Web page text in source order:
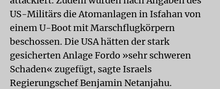
US-Militärs die Atomanlagen in Isfahan von
einem U-Boot mit Marschflugkörpern
beschossen. Die USA hätten der stark
gesicherten Anlage Fordo »sehr schweren
Schaden« zugefügt, sagte Israels
Regierungschef Benjamin Netanjahu.